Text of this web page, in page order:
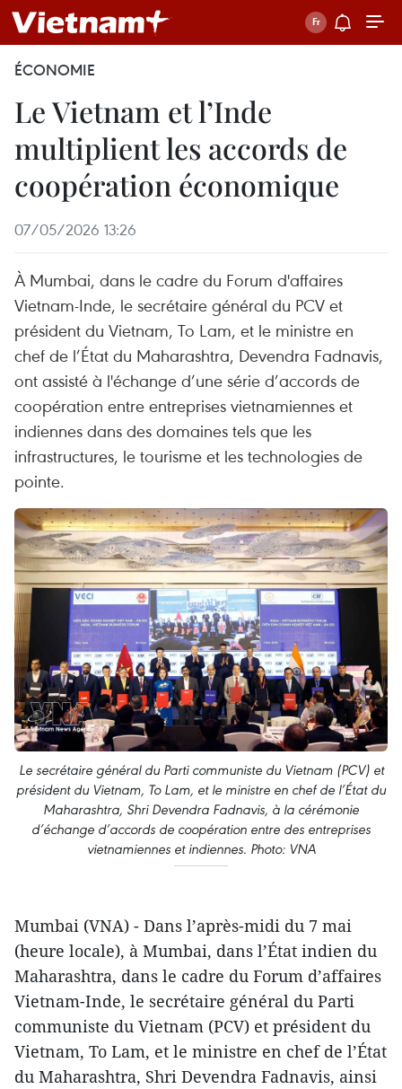
ÉCONOMIE
Le Vietnam et l’Inde
multiplient les accords de
coopération économique
07/05/2026 13:26
À Mumbai, dans le cadre du Forum d'affaires
Vietnam-Inde, le secrétaire général du PCV et
président du Vietnam, To Lam, et le ministre en
chef de l’État du Maharashtra, Devendra Fadnavis,
ont assisté à l'échange d’une série d’accords de
coopération entre entreprises vietnamiennes et
indiennes dans des domaines tels que les
infrastructures, le tourisme et les technologies de
pointe.
Le secrétaire général du Parti communiste du Vietnam (PCV) et
président du Vietnam, To Lam, et le ministre en chef de l’État du
Maharashtra, Shri Devendra Fadnavis, à la cérémonie
d’échange d’accords de coopération entre des entreprises
vietnamiennes et indiennes. Photo: VNA
Mumbai (VNA) - Dans l’après-midi du 7 mai
(heure locale), à Mumbai, dans l’État indien du
Maharashtra, dans le cadre du Forum d’affaires
Vietnam-Inde, le secrétaire général du Parti
communiste du Vietnam (PCV) et président du
Vietnam, To Lam, et le ministre en chef de l’État
du Maharashtra, Shri Devendra Fadnavis, ainsi